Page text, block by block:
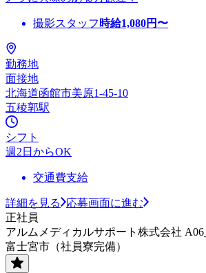
撮影スタッフ 時給1,080円〜
勤務地
面接地
北海道函館市美原1-45-10
五稜郭駅
シフト
週2日からOK
交通費支給
詳細を見る
応募画面に進む
正社員
アルムメディカルサポート株式会社
富士宮市（社員寮完備）